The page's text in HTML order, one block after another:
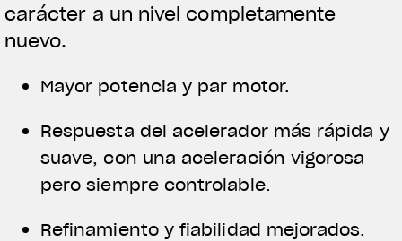
carácter a un nivel completamente
nuevo.
Mayor potencia y par motor.
Respuesta del acelerador más rápida y
suave, con una aceleración vigorosa
pero siempre controlable.
Refinamiento y fiabilidad mejorados.